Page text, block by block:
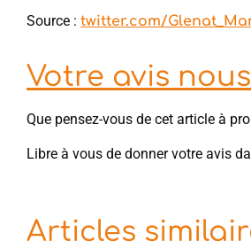
Source : twitter.com/
Votre avis
Que pensez-vous de cet article à
Libre à vous de donner votre avis
Articles